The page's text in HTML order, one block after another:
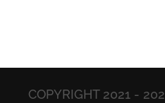
COPYRIGHT 2021 -